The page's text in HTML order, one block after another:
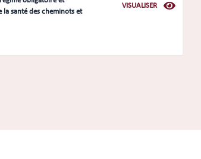
santé des cheminots et
VISUALISER